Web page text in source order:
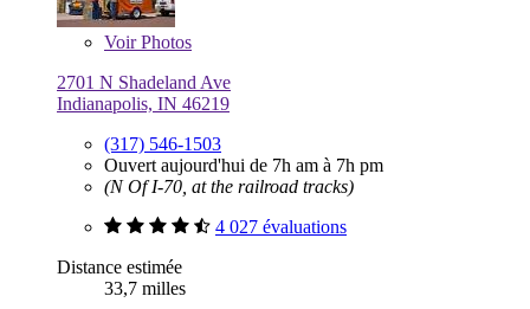
VoirPhotos
2701 N Shadeland Ave
Indianapolis, IN 46219
(317) 546-1503
Ouvert aujourd'hui de 7h am à 7h pm
(N Of I-70, at the railroad tracks)
4 027 évaluations
Distance estimée
33,7 milles